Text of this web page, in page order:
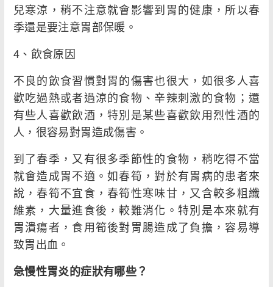
兒寒涼，稍不注意就會影響到胃的健康，所以春
季還是要注意胃部保暖。
4、飲食原因
不良的飲食習慣對胃的傷害也很大，如很多人喜
歡吃過熱或者過涼的食物、辛辣刺激的食物；還
有些人喜歡飲酒，特別是某些喜歡飲用烈性酒的
人，很容易對胃造成傷害。
到了春季，又有很多季節性的食物，稍吃得不當
就會造成胃不適。如春筍，對於有胃病的患者來
說，春筍不宜食，春筍性寒味甘，又含較多粗纖
維素，大量進食後，較難消化。特別是本來就有
胃潰瘍者，食用筍後對胃腸造成了負擔，容易導
致胃出血。
急慢性胃炎的症狀有哪些？